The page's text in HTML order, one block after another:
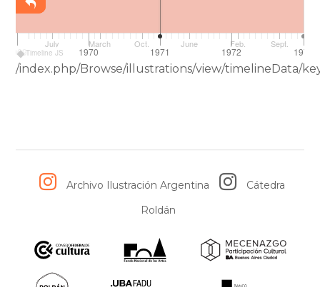
Timeline JS
1969 1970 1971 1972 1973
July March Oct. June Feb. Sept.
/index.php/Browse/illustrations/view/timelineData/
Archivo Ilustración Argentina
Cátedra
Roldán